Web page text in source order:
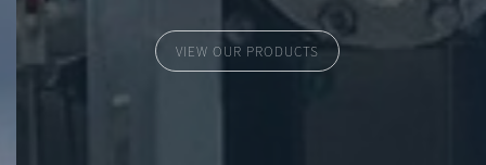
VIEW OUR PRODUCTS